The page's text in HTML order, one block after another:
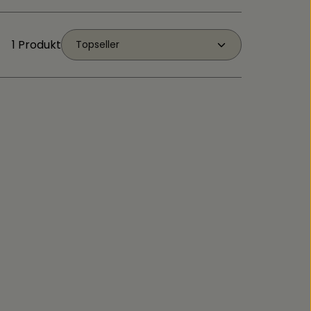
1 Produkt